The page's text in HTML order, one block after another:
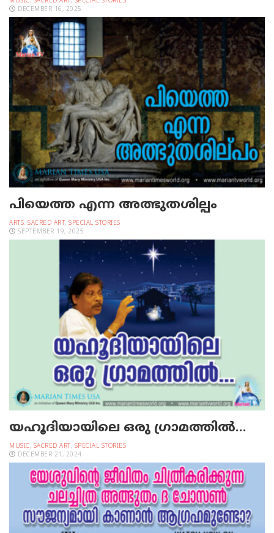
DECEMBER 16, 2025
പിയെത്ത എന്ന അത്ഭുതശില്പം
ARTS, SACRED ART, SPECIAL STORIES
SEPTEMBER 19, 2025
യഹൂദിയായിലെ ഒരു ഗ്രാമത്തില്‍…
MUSIC, SACRED ART, SPECIAL STORIES
DECEMBER 21, 2024